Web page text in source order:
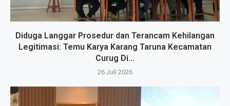
Diduga Langgar Prosedur dan Terancam Kehilangan
Legitimasi: Temu Karya Karang Taruna Kecamatan
Curug Di...
26 Juli 2026